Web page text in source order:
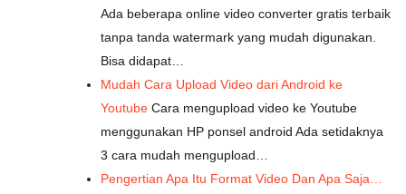
Ada beberapa online video converter gratis terbaik
tanpa tanda watermark yang mudah digunakan.
Bisa didapat…
Mudah Cara Upload Video dari Android ke
Youtube Cara mengupload video ke Youtube
menggunakan HP ponsel android Ada setidaknya
3 cara mudah mengupload…
Pengertian Apa Itu Format Video Dan Apa Saja…